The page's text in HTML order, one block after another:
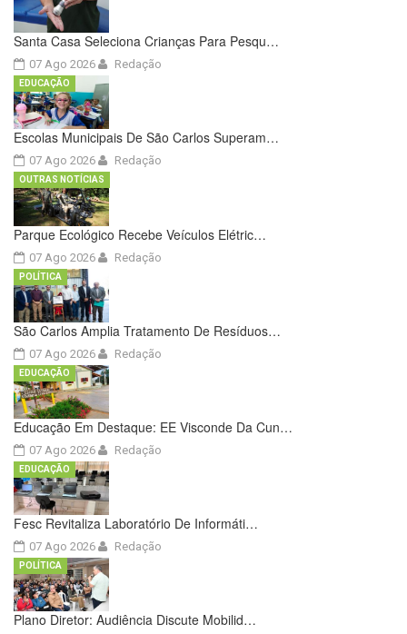
Santa Casa Seleciona Crianças Para Pesqu…
07 Ago 2026 Redação
Escolas Municipais De São Carlos Superam…
07 Ago 2026
EDUCAÇÃO
Redação
Parque Ecológico Recebe Veículos Elétric…
07 Ago 2026
OUTRAS NOTÍCIAS
Redação
São Carlos Amplia Tratamento De Resíduos…
07 Ago 2026
POLÍTICA
Redação
Educação Em Destaque: EE Visconde Da Cun…
07 Ago 2026
EDUCAÇÃO
Redação
Fesc Revitaliza Laboratório De Informáti…
07 Ago 2026
EDUCAÇÃO
Redação
Plano Diretor: Audiência Discute Mobilid…
POLÍTICA